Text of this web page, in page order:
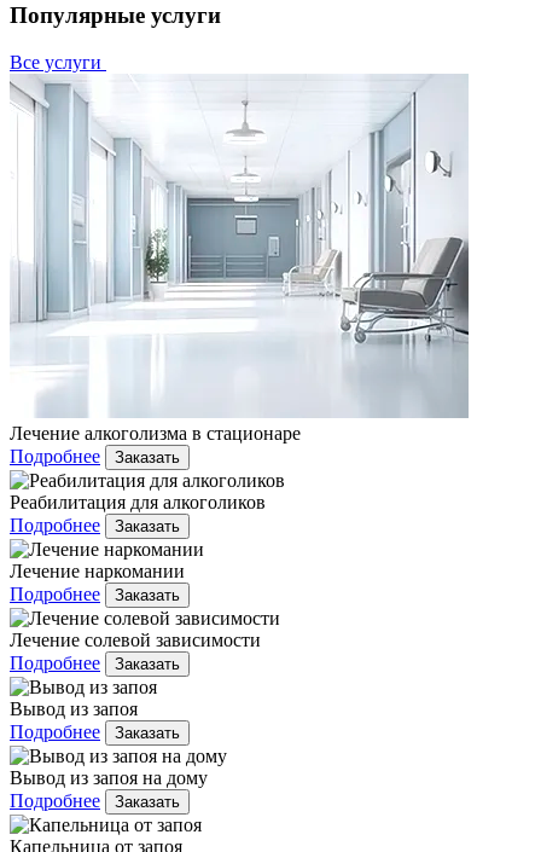
Популярные услуги
Все услуги
Лечение алкоголизма в стационаре
Подробнее
Заказать
Реабилитация для алкоголиков
Подробнее
Заказать
Лечение наркомании
Подробнее
Заказать
Лечение солевой зависимости
Подробнее
Заказать
Вывод из запоя
Подробнее
Заказать
Вывод из запоя на дому
Подробнее
Заказать
Капельница от запоя